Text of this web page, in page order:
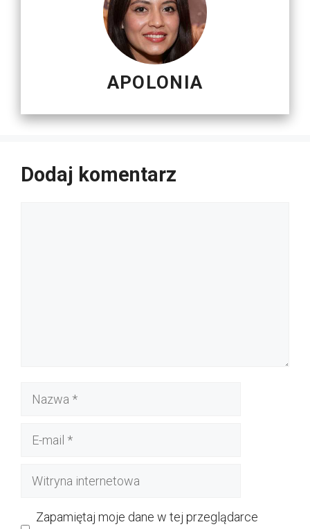
APOLONIA
Dodaj komentarz
Nazwa
Witryna
Zapamiętaj moje dane w tej przeglądarce